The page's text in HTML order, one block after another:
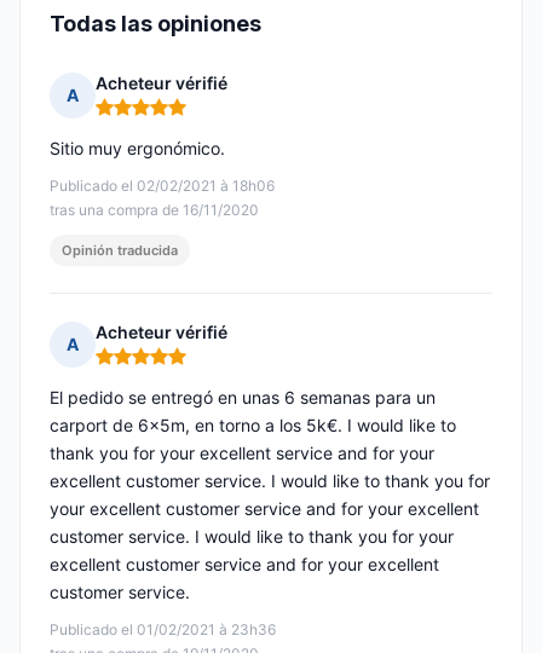
Todas las opiniones
A
Acheteur vérifié
Nota: 5 de 5
Publicado el 02/02/2021 à 18h06
tras una compra de 16/11/2020
Sitio muy ergonómico.
Opinión traducida
A
Acheteur vérifié
Nota: 5 de 5
Publicado el 01/02/2021 à 23h36
El pedido se entregó en unas 6 semanas para un
carport de 6x5m, en torno a los 5k€. I would like to
thank you for your excellent service and for your
excellent customer service. I would like to thank you for
your excellent customer service and for your excellent
customer service. I would like to thank you for your
excellent customer service and for your excellent
customer service.